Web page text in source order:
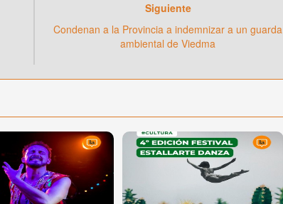
Siguiente
Condenan a la Provincia a indemnizar a un guarda
ambiental de Viedma